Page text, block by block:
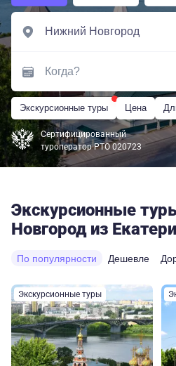
Экскурсионные туры Цена
Сертифицированный
туроператор РТО 020723
Экскурсионные
Новгород из
По популярности Дешевле
Экскурсионные туры